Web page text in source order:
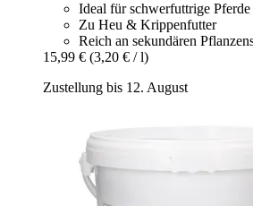
Ideal für schwerfuttrige Pferde
Zu Heu & Krippenfutter
Reich an sekundären
15,99 € (3,20 € / l)
Zustellung bis 12. August